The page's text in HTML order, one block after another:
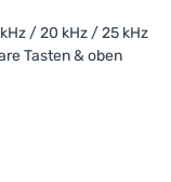
/ 20 kHz / 25 kHz
Tasten & oben